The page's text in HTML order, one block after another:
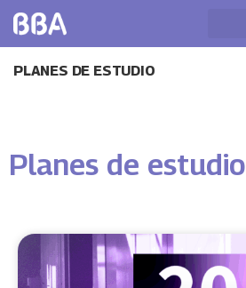
PLANES DE ESTUDIO
Planes de estudio